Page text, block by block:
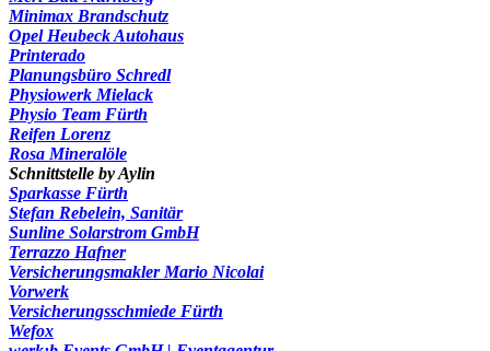
Minimax Brandschutz
Opel Heubeck Autohaus
Printerado
Planungsbüro Schredl
Physiowerk Mielack
Physio Team Fürth
Reifen Lorenz
Rosa Mineralöle
Schnittstelle by Aylin
Sparkasse Fürth
Stefan Rebelein, Sanitär
Sunline Solarstrom GmbH
Terrazzo Hafner
Versicherungsmakler Mario Nicolai
Vorwerk
Versicherungsschmiede Fürth
Wefox